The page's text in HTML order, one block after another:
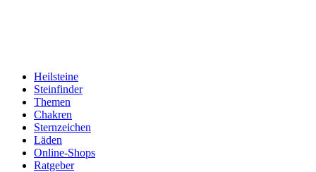
Heilsteine
Steinfinder
Themen
Chakren
Sternzeichen
Läden
Online-Shops
Ratgeber